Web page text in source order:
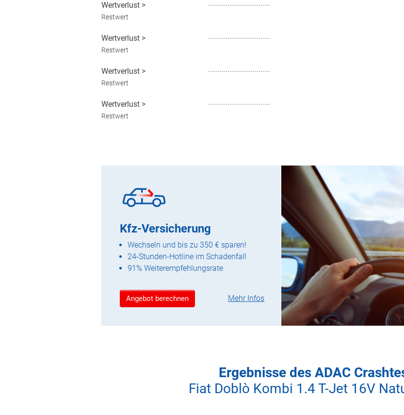
Wertverlust >
Restwert
Wertverlust >
Restwert
Wertverlust >
Restwert
Wertverlust >
Restwert
Kfz-Versicherung
Wechseln und bis zu 350 € sparen!
24-Stunden-Hotline im Schadenfall
91% Weiterempfehlungsrate
Angebot berechnen Mehr Infos
Ergebnisse des ADAC
Fiat Doblò Kombi 1.4 T-Jet 16V